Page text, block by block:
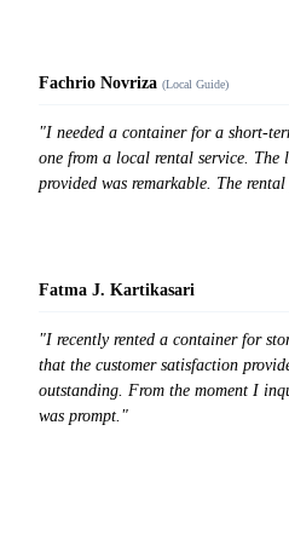
Fachrio Novriza (Local Guide)
"I needed a container for a short-
one from a local rental service. The
provided was remarkable. The
Fatma J. Kartikasari
"I recently rented a container for
that the customer satisfaction
outstanding. From the moment I
was prompt."